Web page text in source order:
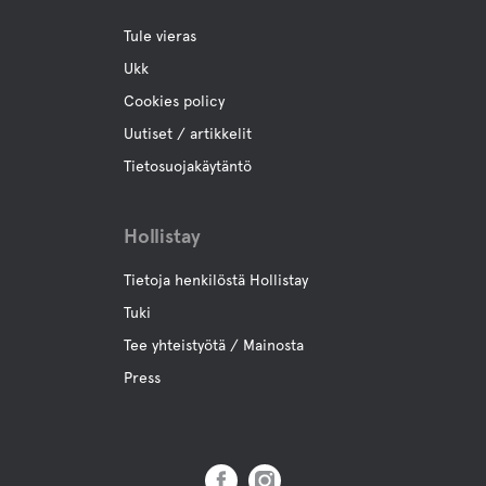
Lemmikki eläinten tilat
Lemmikkiystävälliset Hotellit
Tule vieras
Ukk
Cookies policy
Uutiset / artikkelit
Tietosuojakäytäntö
Hollistay
Tietoja henkilöstä Hollistay
Tuki
Tee yhteistyötä / Mainosta
Press